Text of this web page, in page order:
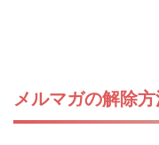
メルマガの解除